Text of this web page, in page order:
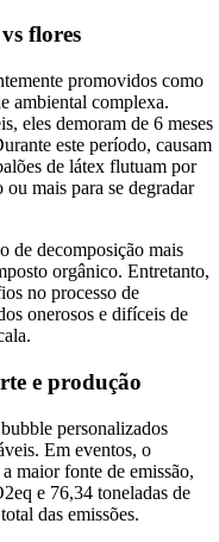
flores
promovidos como
ambiental complexa.
eles demoram de 6 meses
este período, causam
de látex flutuam por
mais para se degradar
de decomposição mais
orgânico. Entretanto,
no processo de
onerosos e difíceis de
e produção
personalizados
Em eventos, o
maior fonte de emissão,
e 76,34 toneladas de
das emissões.